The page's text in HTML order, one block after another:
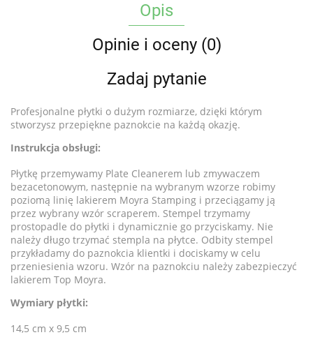
Opis
Opinie i oceny (0)
Zadaj pytanie
Profesjonalne płytki o dużym rozmiarze, dzięki którym
stworzysz przepiękne paznokcie na każdą okazję.
Instrukcja obsługi:
Płytkę przemywamy Plate Cleanerem lub zmywaczem
bezacetonowym, następnie na wybranym wzorze robimy
poziomą linię lakierem Moyra Stamping i przeciągamy ją
przez wybrany wzór scraperem. Stempel trzymamy
prostopadle do płytki i dynamicznie go przyciskamy. Nie
należy długo trzymać stempla na płytce. Odbity stempel
przykładamy do paznokcia klientki i dociskamy w celu
przeniesienia wzoru. Wzór na paznokciu należy zabezpieczyć
lakierem Top Moyra.
Wymiary płytki:
14,5 cm x 9,5 cm